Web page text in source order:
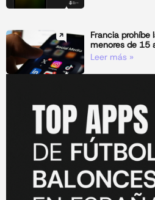
Francia prohíbe
menores de 15
Leer más »